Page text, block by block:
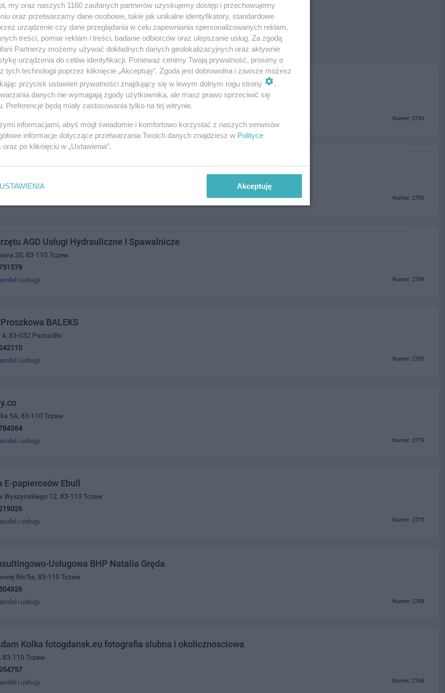
Delfin
1lok 0.8, 83-110 Tczew
Numer: 2793
Numer: 2792
AGD Usługi Hydrauliczne I Spawalnicze
20, 83-110 Tczew
i usługi Numer: 2789
BALEKS
4, 83-032 Pszczółki
i usługi Numer: 2785
5A, 83-110 Tczew
i usługi Numer: 2779
E-papierosów Ebull
Wyszyńskiego 12, 83-110 Tczew
i usługi Numer: 2773
Usługowa BHP Natalia Gręda
86/5a, 83-110 Tczew
i usługi Numer: 2769
Kolka fotogdansk.eu fotografia slubna i okolicznosciowa
83-110 Tczew
i usługi Numer: 2768
my oraz naszych 1160 zaufanych partnerów uzyskujemy dostęp i przechowujemy
oraz przetwarzamy dane osobowe, takie jak unikalne identyfikatory, standardowe
urządzenie czy dane przeglądania w celu zapewniania spersonalizowanych reklam,
treści, pomiar reklam i treści, badanie odbiorców oraz ulepszanie usług. Za zgodą
Partnerzy możemy używać dokładnych danych geolokalizacyjnych oraz aktywnie
urządzenia do celów identyfikacji. Ponieważ cenimy Twoją prywatność, prosimy o
tych technologii poprzez kliknięcie „Akceptuję”. Zgoda jest dobrowolna i zawsze możesz
przycisk ustawień prywatności znajdujący się w lewym dolnym rogu strony
.
danych nie wymagają zgody użytkownika, ale masz prawo sprzeciwić się
Preferencje będą miały zastosowania tylko na tej witrynie.
informacjami, abyś mógł świadomie i komfortowo korzystać z naszych serwisów
informacje dotyczące przetwarzania Twoich danych znajdziesz w Polityce
oraz po kliknięciu w „Ustawienia”.
USTAWIENIA Akceptuję